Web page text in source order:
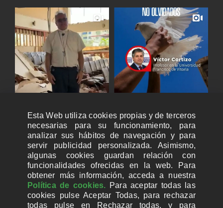
Esta Web utiliza cookies propias y de terceros
necesarias para su funcionamiento, para
analizar sus hábitos de navegación y para
servir publicidad personalizada. Asimismo,
algunas cookies guardan relación con
funcionalidades ofrecidas en la web. Para
obtener más información, acceda a nuestra
Política de cookies. Para aceptar todas las
cookies pulse Aceptar Todas, para rechazar
todas pulse en Rechazar todas, y para